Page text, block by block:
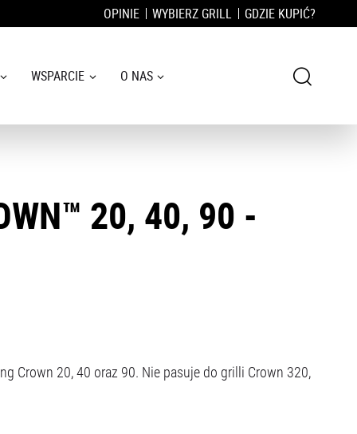
OPINIE WYBIERZ GRILL GDZIE KUPIĆ?
WSPARCIE O NAS
20, 40, 90 -
Crown 20, 40 oraz 90. Nie pasuje do grilli Crown 320,